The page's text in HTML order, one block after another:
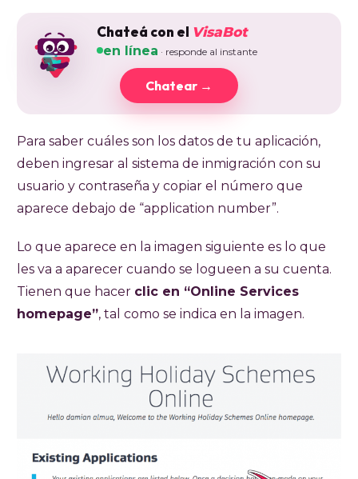
Chateá con el VisaBot
en línea · responde al instante
Chatear →
Para saber cuáles son los datos de tu aplicación,
deben ingresar al sistema de inmigración con su
usuario y contraseña y copiar el número que
aparece debajo de “application number”.
Lo que aparece en la imagen siguiente es lo que
les va a aparecer cuando se logueen a su cuenta.
Tienen que hacer clic en “Online Services
homepage”, tal como se indica en la imagen.